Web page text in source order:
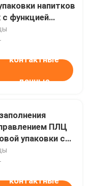
напитков
функцией
контактные
данные
ПЛЦ
упаковки с
контактные